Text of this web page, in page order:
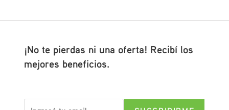
¡No te pierdas ni una oferta! Recibí los
mejores beneficios.